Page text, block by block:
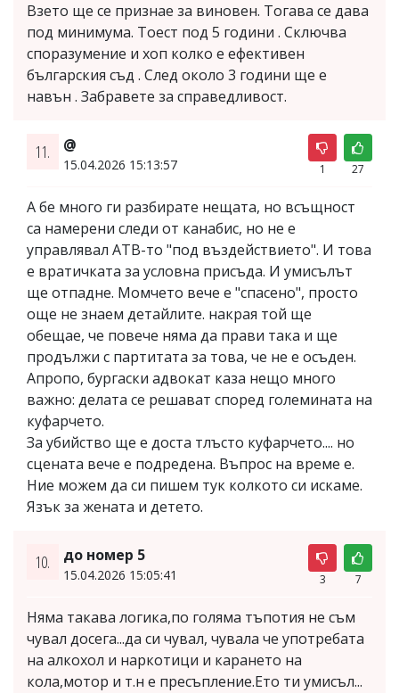
Взето ще се признае за виновен. Тогава се дава
под минимума. Тоест под 5 години . Сключва
споразумение и хоп колко е ефективен
българския съд . След около 3 години ще е
навън . Забравете за справедливост.
11. @
15.04.2026 15:13:57 1 27
А бе много ги разбирате нещата, но всъщност
са намерени следи от канабис, но не е
управлявал АТВ-то "под въздействието". И това
е вратичката за условна присъда. И умисълът
ще отпадне. Момчето вече е "спасено", просто
още не знаем детайлите. накрая той ще
обещае, че повече няма да прави така и ще
продължи с партитата за това, че не е осъден.
Апропо, бургаски адвокат каза нещо много
важно: делата се решават според големината на
куфарчето.
За убийство ще е доста тлъсто куфарчето.... но
сцената вече е подредена. Въпрос на време е.
Ние можем да си пишем тук колкото си искаме.
Язък за жената и детето.
10. до номер 5
15.04.2026 15:05:41 3 7
Няма такава логика,по голяма тъпотия не съм
чувал досега...да си чувал, чувала че употребата
на алкохол и наркотици и карането на
кола,мотор и т.н е пресъпление.Ето ти умисъл...